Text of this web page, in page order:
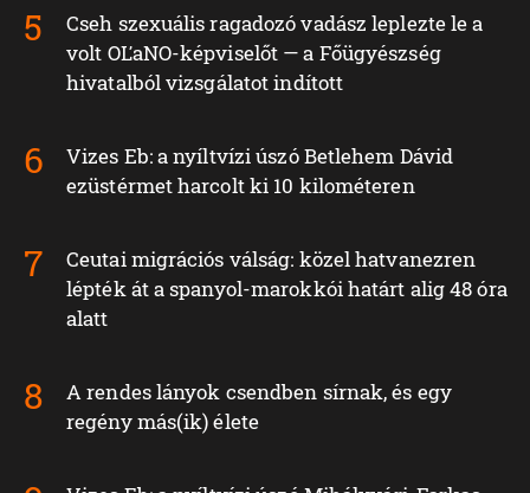
Cseh szexuális ragadozó vadász leplezte le a
volt OĽaNO-képviselőt — a Főügyészség
hivatalból vizsgálatot indított
Vizes Eb: a nyíltvízi úszó Betlehem Dávid
ezüstérmet harcolt ki 10 kilométeren
Ceutai migrációs válság: közel hatvanezren
lépték át a spanyol-marokkói határt alig 48 óra
alatt
A rendes lányok csendben sírnak, és egy
regény más(ik) élete